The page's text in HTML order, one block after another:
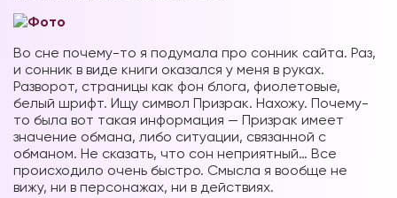
Во сне почему-то я подумала про сонник сайта. Раз,
и сонник в виде книги оказался у меня в руках.
Разворот, страницы как фон блога, фиолетовые,
белый шрифт. Ищу символ Призрак. Нахожу. Почему-
то была вот такая информация — Призрак имеет
значение обмана, либо ситуации, связанной с
обманом. Не сказать, что сон неприятный… Все
происходило очень быстро. Смысла я вообще не
вижу, ни в персонажах, ни в действиях.